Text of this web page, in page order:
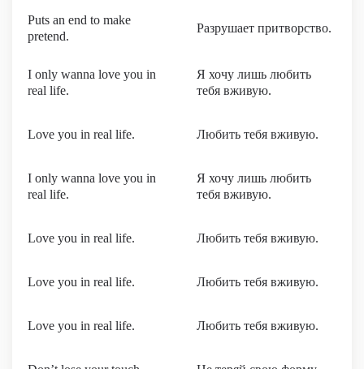
Puts an end to make
pretend.
Разрушает притворство.
I only wanna love you in
real life.
Я хочу лишь любить
тебя вживую.
Love you in real life. Любить тебя вживую.
I only wanna love you in
real life.
Я хочу лишь любить
тебя вживую.
Love you in real life. Любить тебя вживую.
Love you in real life. Любить тебя вживую.
Love you in real life. Любить тебя вживую.